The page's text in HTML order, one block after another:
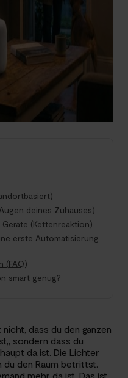
deines Zuhauses)
(Kettenreaktion)
erste Automatisierung
(FAQ)
smart genug?
dass du den ganzen
sondern dass du
da ist. Die Lichter
du den Raum betrittst.
mehr da ist. Das ist